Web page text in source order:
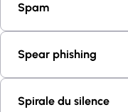
Spam
Spear phishing
Spirale du silence